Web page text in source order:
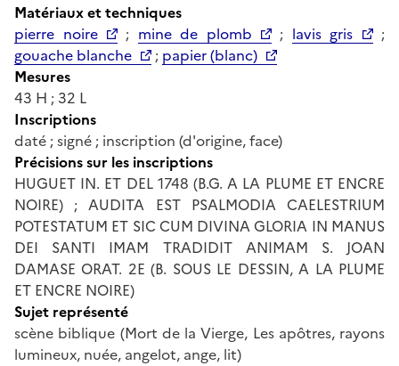
Matériaux et techniques
pierre noire
; mine de plomb ; lavis gris
;
gouache blanche
; papier (blanc)
Mesures
43 H ; 32 L
Inscriptions
daté ; signé ; inscription (d'origine, face)
Précisions sur les inscriptions
HUGUET IN. ET DEL 1748 (B.G. A LA PLUME ET ENCRE
NOIRE) ; AUDITA EST PSALMODIA CAELESTRIUM
POTESTATUM ET SIC CUM DIVINA GLORIA IN MANUS
DEI SANTI IMAM TRADIDIT ANIMAM S. JOAN
DAMASE ORAT. 2E (B. SOUS LE DESSIN, A LA PLUME
ET ENCRE NOIRE)
Sujet représenté
scène biblique (Mort de la Vierge, Les apôtres, rayons
lumineux, nuée, angelot, ange, lit)